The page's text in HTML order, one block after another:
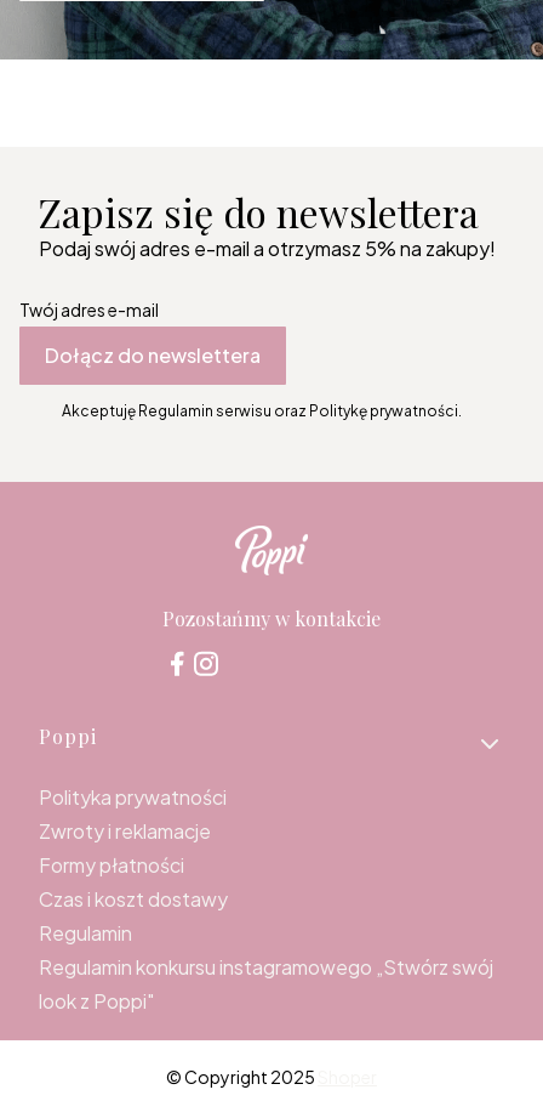
Zapisz się do newslettera
Podaj swój adres e-mail a otrzymasz 5% na zakupy!
Twój adres e-mail
Dołącz do newslettera
Akceptuję Regulamin serwisu oraz Politykę prywatności.
Pozostańmy w kontakcie
Linki w stopce
Poppi
Polityka prywatności
Zwroty i reklamacje
Formy płatności
Czas i koszt dostawy
Regulamin
Regulamin konkursu instagramowego „Stwórz swój
look z Poppi"
© Copyright 2025